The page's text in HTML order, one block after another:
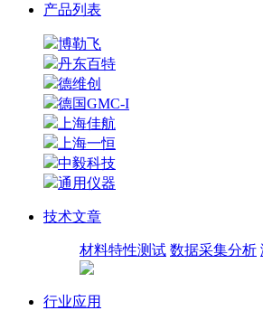
产品列表
博勒飞
丹东百特
德维创
德国GMC-I
上海佳航
上海一恒
中毅科技
通用仪器
技术文章
材料特性测试 数据采集分析
行业应用